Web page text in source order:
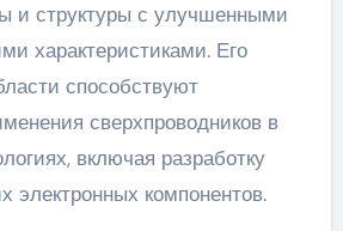
и структуры с улучшенными
характеристиками. Его
способствуют
сверхпроводников в
включая разработку
электронных компонентов.